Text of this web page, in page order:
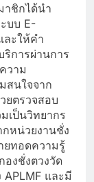
าชิกได้นำ
บบ E-
ละให้คำ
ริการผ่านการ
วาม
สนใจจาก
ยตรวจสอบ
เป็นวิทยากร
หน่วยงานชั่ง
ยทอดความรู้
งชั่งตวงวัด
และมี